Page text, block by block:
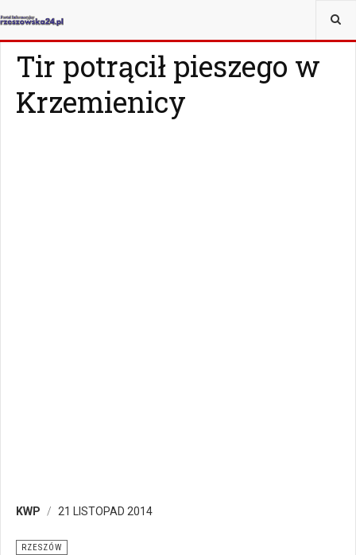
JESTEŚ TUTAJ:
Tir potrącił pieszego w
Krzemienicy
KWP 21 LISTOPAD 2014
RZESZÓW